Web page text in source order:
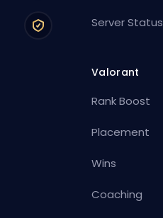
Server Status
Valorant
Rank Boost
Placement
Wins
Coaching